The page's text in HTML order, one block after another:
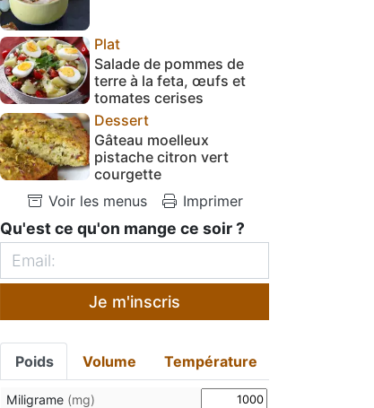
Plat
Salade de pommes de
terre à la feta, œufs et
tomates cerises
Dessert
Gâteau moelleux
pistache citron vert
courgette
Voir les menus
Imprimer
Qu'est ce qu'on mange ce soir ?
Je m'inscris
Poids Volume Température
Miligrame (mg)